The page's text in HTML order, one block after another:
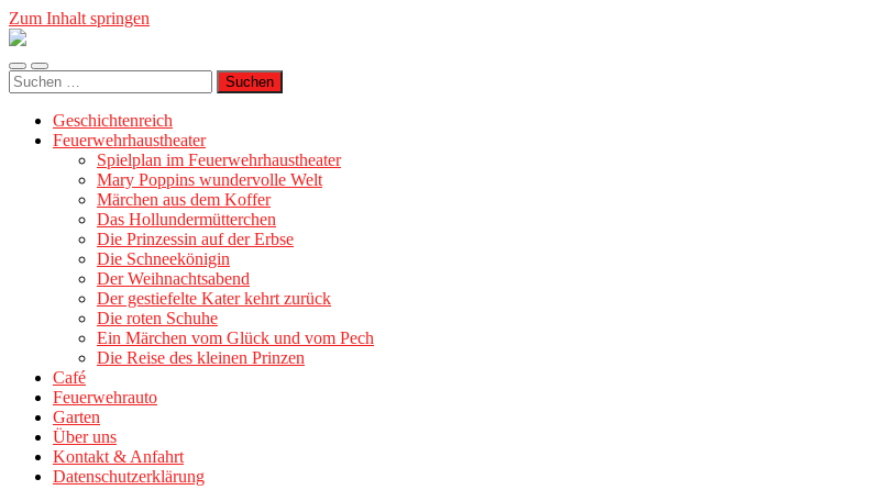
Zum Inhalt springen
Geschichtenreich
Mobile-
Menü
Suchfeld
ein-/ausblenden
Suche
nach:
Geschichtenreich
Feuerwehrhaustheater
Spielplan im Feuerwehrhaustheater
Mary Poppins wundervolle Welt
Märchen aus dem Koffer
Das Hollundermütterchen
Die Prinzessin auf der Erbse
Die Schneekönigin
Der Weihnachtsabend
Der gestiefelte Kater kehrt zurück
Die roten Schuhe
Ein Märchen vom Glück und vom Pech
Die Reise des kleinen Prinzen
Café
Feuerwehrauto
Garten
Über uns
Kontakt & Anfahrt
Datenschutzerklärung